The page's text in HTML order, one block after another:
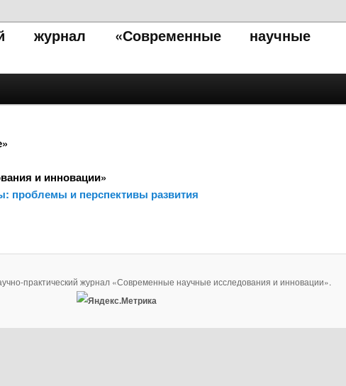
журнал «Современные научные
и инновации»
проблемы и перспективы развития
практический журнал «Современные научные исследования и инновации».